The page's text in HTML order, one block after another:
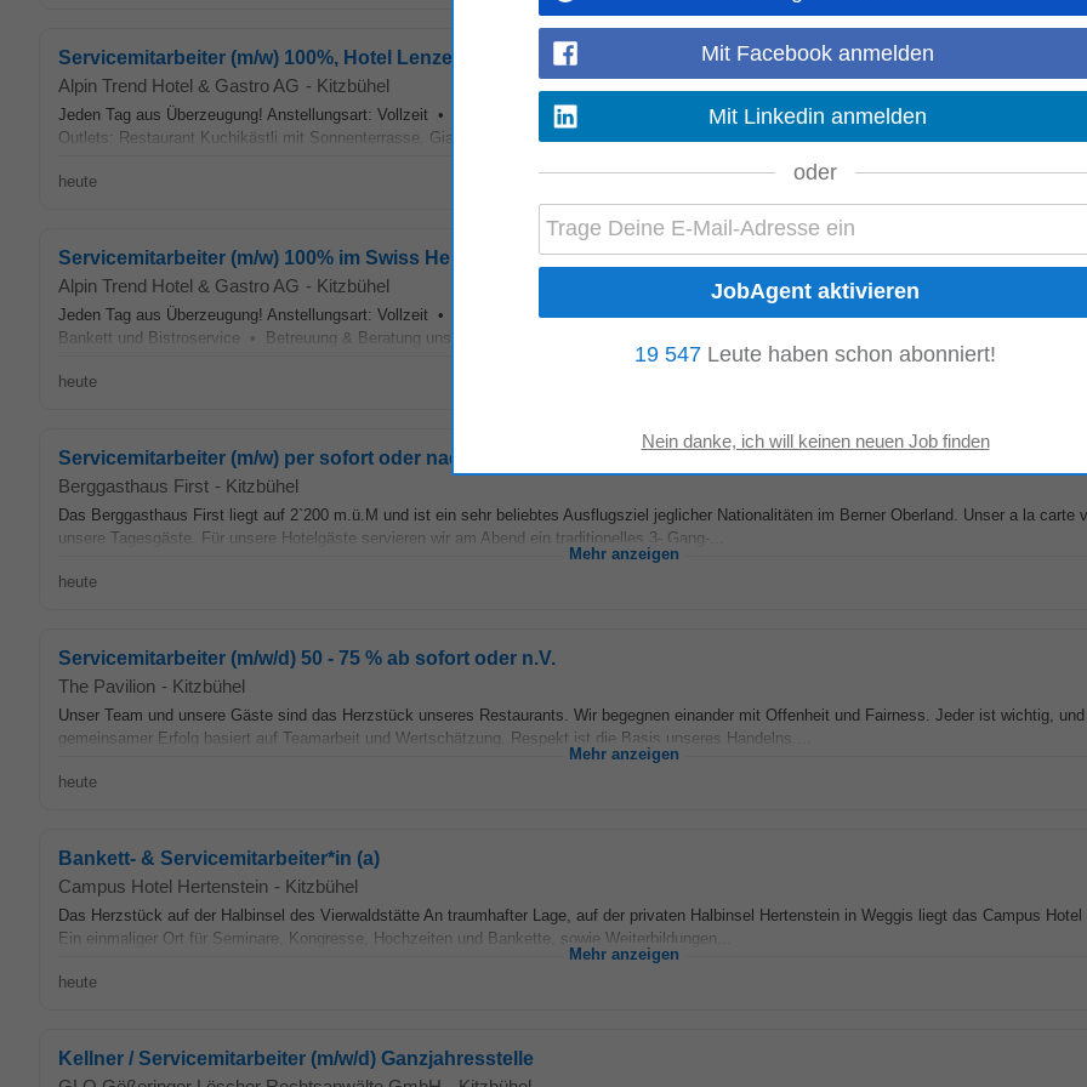
Servicemitarbeiter (m/w) 100%, Hotel Lenzerhorn****, per sofort oder nach Vereinbarung, Unterkünfte...
Alpin Trend Hotel & Gastro AG - Kitzbühel
Jeden Tag aus Überzeugung! Anstellungsart: Vollzeit • Führen einer eigenen Station im Frühstücks-, à la Carte- & Halb Pension Service •
Outlets: Restaurant Kuchikästli mit Sonnenterrasse, Giardino, Heid Stübli, Spescha sowie der...
heute
Servicemitarbeiter (m/w) 100% im Swiss Heidi Hotel Maienfeld, Beginn per sofort oder nach...
Alpin Trend Hotel & Gastro AG - Kitzbühel
Jeden Tag aus Überzeugung! Anstellungsart: Vollzeit • Überwachung und Einhaltung unserer Service-Standards sowie Hygienestandards
Bankett und Bistroservice • Betreuung & Beratung unserer Gäste und aktiver Verkauf • Vorbereitung...
Mehr anzeigen
heute
Servicemitarbeiter (m/w) per sofort oder nach Vereinbarung
Berggasthaus First - Kitzbühel
Das Berggasthaus First liegt auf 2`200 m.ü.M und ist ein sehr beliebtes Ausflugsziel jeglicher Nationalitäten im Berner Oberland. Unser a la carte
unsere Tagesgäste. Für unsere Hotelgäste servieren wir am Abend ein traditionelles 3- Gang-...
Mehr anzeigen
heute
Servicemitarbeiter (m/w/d) 50 - 75 % ab sofort oder n.V.
The Pavilion - Kitzbühel
Unser Team und unsere Gäste sind das Herzstück unseres Restaurants. Wir begegnen einander mit Offenheit und Fairness. Jeder ist wichtig,
gemeinsamer Erfolg basiert auf Teamarbeit und Wertschätzung. Respekt ist die Basis unseres Handelns....
Mehr anzeigen
heute
Bankett- & Servicemitarbeiter*in (a)
Campus Hotel Hertenstein - Kitzbühel
Das Herzstück auf der Halbinsel des Vierwaldstätte An traumhafter Lage, auf der privaten Halbinsel Hertenstein in Weggis liegt das Campus Hotel
Ein einmaliger Ort für Seminare, Kongresse, Hochzeiten und Bankette, sowie Weiterbildungen...
Mehr anzeigen
heute
Kellner / Servicemitarbeiter (m/w/d) Ganzjahresstelle
Mit Facebook anmelden
Mit Linkedin anmelden
oder
19 547 Leute haben schon abonniert!